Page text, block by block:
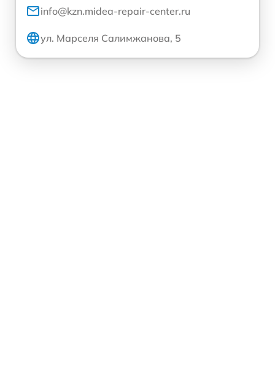
info@kzn.midea-repair-center.ru
ул. Марселя Салимжанова, 5